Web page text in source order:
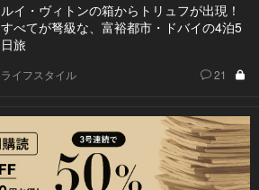
ルイ・ヴィトンの箱からトリュフが出現！
すべてが弩級な、富裕都市・ドバイの4泊5
日旅
ライフスタイル 21